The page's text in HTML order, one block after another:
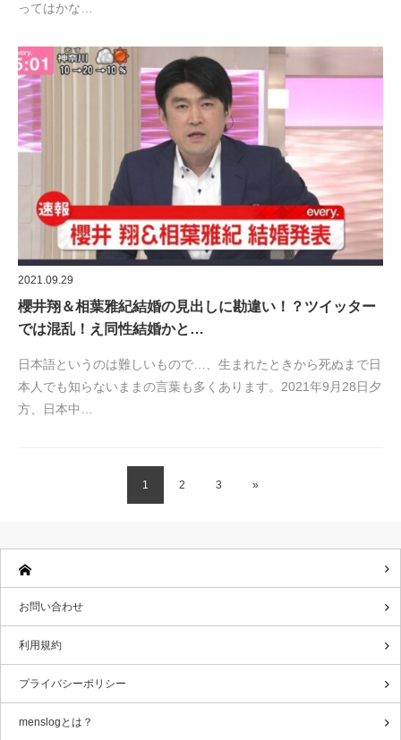
ってはかな…
2021.09.29
櫻井翔＆相葉雅紀結婚の見出しに勘違い！？ツイッター
では混乱！え同性結婚かと…
日本語というのは難しいもので…、生まれたときから死ぬまで日
本人でも知らないままの言葉も多くあります。2021年9月28日夕
方、日本中…
1 2 3 »
お問い合わせ
利用規約
プライバシーポリシー
menslogとは？